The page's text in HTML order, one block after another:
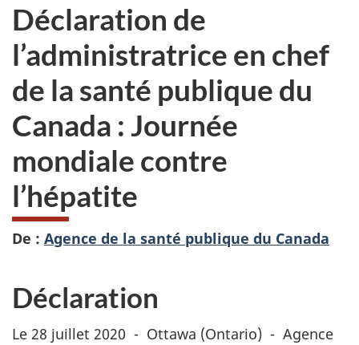
Déclaration de
l’administratrice en chef
de la santé publique du
Canada : Journée
mondiale contre
l’hépatite
De : Agence de la santé publique du Canada
Déclaration
Le 28 juillet 2020 - Ottawa (Ontario) - Agence